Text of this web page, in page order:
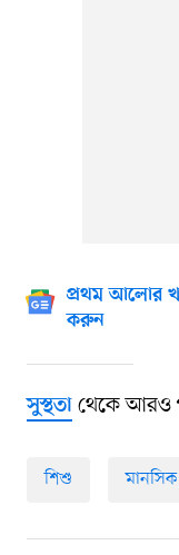
প্রথম আলোর
করুন
সুস্থতাথেকে আরও
শিশু মানসিক